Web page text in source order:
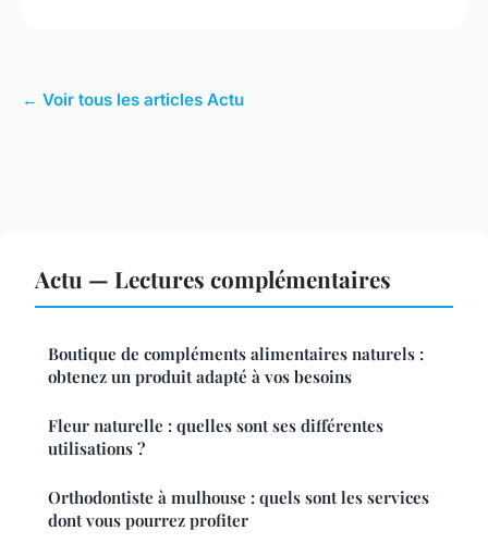
← Voir tous les articles Actu
Actu — Lectures complémentaires
Boutique de compléments alimentaires naturels :
obtenez un produit adapté à vos besoins
Fleur naturelle : quelles sont ses différentes
utilisations ?
Orthodontiste à mulhouse : quels sont les services
dont vous pourrez profiter